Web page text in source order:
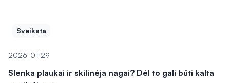
Sveikata
2026-01-29
Slenka plaukai ir skilinėja nagai? Dėl to gali būti kalta